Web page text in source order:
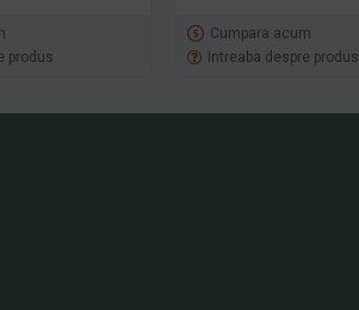
produs
Cumpara acum
Intreaba despre produs